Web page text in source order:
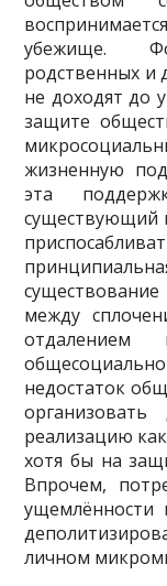
убежище.
родственных и
не доходят до
защите
жизненную
эта
существующий
между
недостаток
реализацию
хотя бы на
Впрочем,
ущемлённости
личном